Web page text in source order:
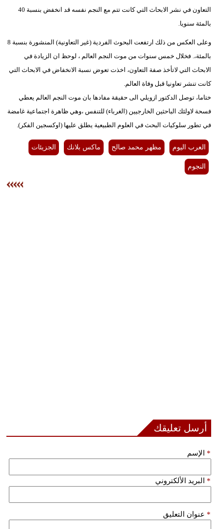
التعاون في نشر الابحاث التي كانت تتم مع النجم نفسه قد انخفض بنسبة 40
بالمئة سنويا.
وعلى العكس من ذلك ارتفعت البحوث الفردية (غير التعاونية) المنشورة بنسبة 8
بالمئة،. فخلال خمس سنوات من موت النجم العالم ، لوحظ ان الزيادة في
الابحاث التي لاتأخذ صفة التعاون، اخذت تعوض نسبة الانخفاض في الابحاث التي
كانت تنشر تعاونيا قبل وفاة العالم.
ختاما، توصل الدكتور ازويلي الى حقيقة مفادها بان موت النجم العالم يعطي
فسحة لاولئك الباحثين الخارجيين (الغرباء) للتنفس ،وهي ظاهرة اجتماعية غامضة
في تطور سلوكيات البحث في العلوم الطبيعية يطلق عليها (اوكسجين الفكر).
العرب اليوم مظهر محمد صالح ماكس بلانك الجزيئات
النجوم
أرسل تعليقك
الإسم *
البريد الألكتروني *
عنوان التعليق *